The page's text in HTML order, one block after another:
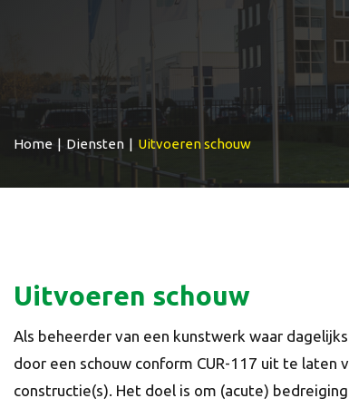
Home | Diensten | Uitvoeren schouw
Uitvoeren schouw
Als beheerder van een kunstwerk waar
door een schouw conform CUR-117 uit te
constructie(s). Het doel is om (acute)